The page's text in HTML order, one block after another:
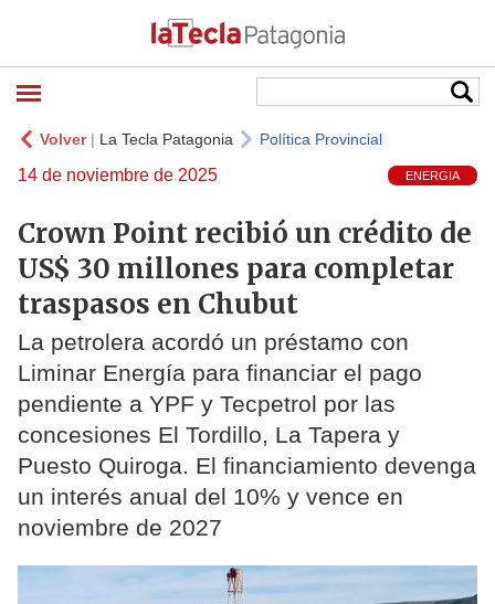
Volver| La Tecla Patagonia Política Provincial
14 de noviembre de 2025 ENERGIA
Crown Point recibió un crédito de
US$ 30 millones para completar
traspasos en Chubut
La petrolera acordó un préstamo con
Liminar Energía para financiar el pago
pendiente a YPF y Tecpetrol por las
concesiones El Tordillo, La Tapera y
Puesto Quiroga. El financiamiento devenga
un interés anual del 10% y vence en
noviembre de 2027